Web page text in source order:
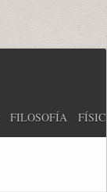
FILOSOFÍA